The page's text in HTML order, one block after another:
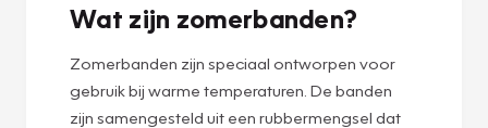
Wat zijn zomerbanden?
Zomerbanden zijn speciaal ontworpen voor
gebruik bij warme temperaturen. De banden
zijn samengesteld uit een rubbermengsel dat